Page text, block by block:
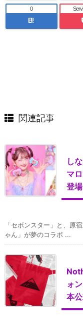
B!
0
関連記事
し
マ
登
「セボンスター」と、原
ゃん」が夢のコラボ ...
ォ
本